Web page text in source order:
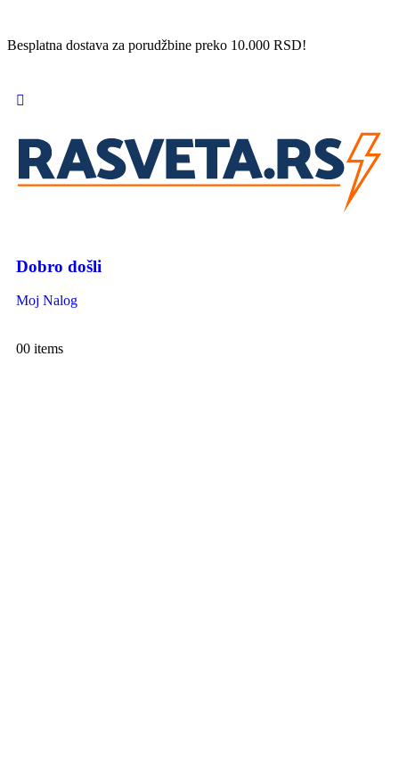
Besplatna dostava za porudžbine preko 10.000 RSD!
Dobro došli
Moj Nalog
00 items